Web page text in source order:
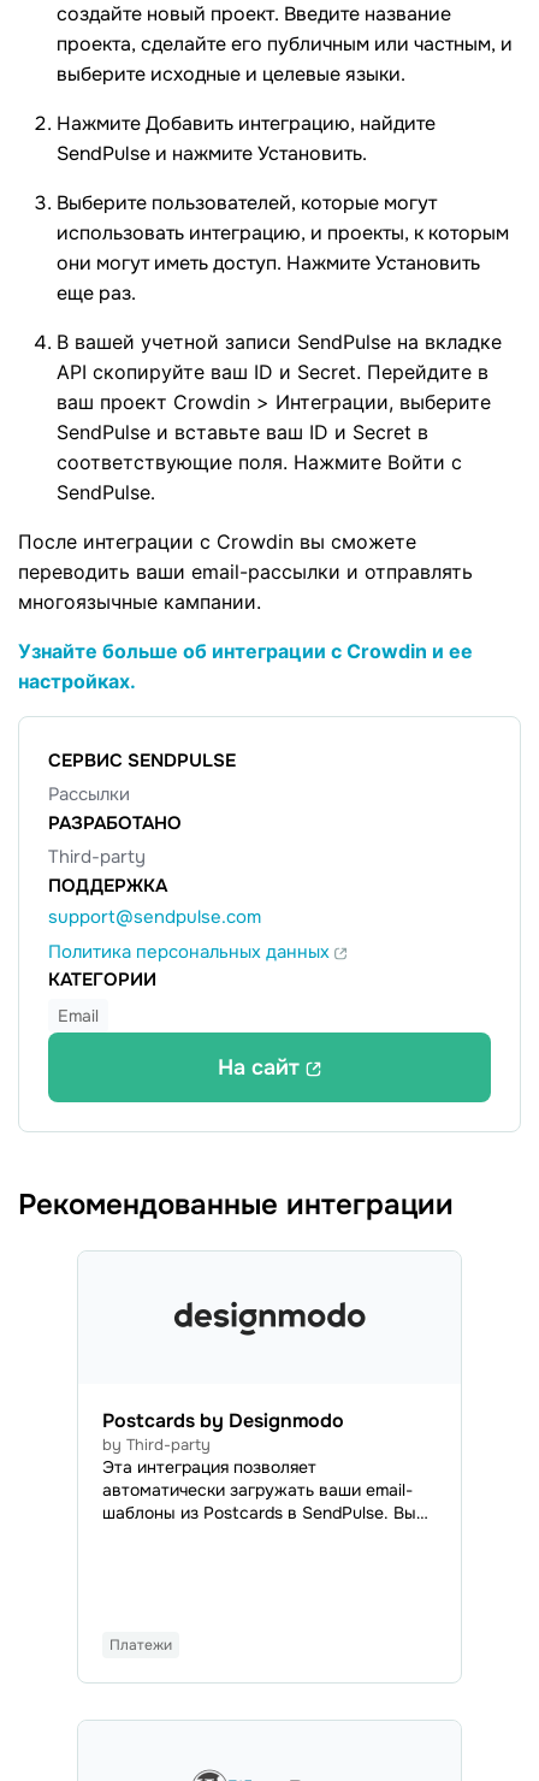
создайте новый проект. Введите название
проекта, сделайте его публичным или частным, и
выберите исходные и целевые языки.
Нажмите Добавить интеграцию, найдите
SendPulse и нажмите Установить.
Выберите пользователей, которые могут
использовать интеграцию, и проекты, к которым
они могут иметь доступ. Нажмите Установить
еще раз.
В вашей учетной записи SendPulse на вкладке
API скопируйте ваш ID и Secret. Перейдите в
ваш проект Crowdin > Интеграции, выберите
SendPulse и вставьте ваш ID и Secret в
соответствующие поля. Нажмите Войти с
SendPulse.
После интеграции с Crowdin вы сможете
переводить ваши email-рассылки и отправлять
многоязычные кампании.
Узнайте больше об интеграции с Crowdin и ее
настройках.
СЕРВИС SENDPULSE
Рассылки
РАЗРАБОТАНО
Third-party
ПОДДЕРЖКА
support@sendpulse.com
Политика персональных данных
КАТЕГОРИИ
Email
На сайт
Рекомендованные интеграции
Postcards by Designmodo
by Third-party
Эта интеграция позволяет
автоматически загружать ваши email-
шаблоны из Postcards в SendPulse. Вы
Платежи